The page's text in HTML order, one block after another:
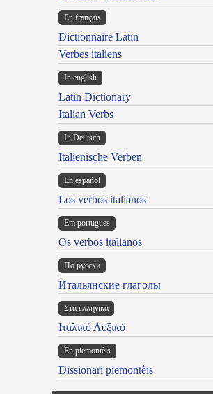
En français
Dictionnaire Latin
Verbes italiens
In english
Latin Dictionary
Italian Verbs
In Deutsch
Italienische Verben
En español
Los verbos italianos
Em portugues
Os verbos italianos
По русски
Итальянские глаголы
Στα ελληνικά
Ιταλικό Λεξικό
Ën piemontèis
Dissionari piemontèis